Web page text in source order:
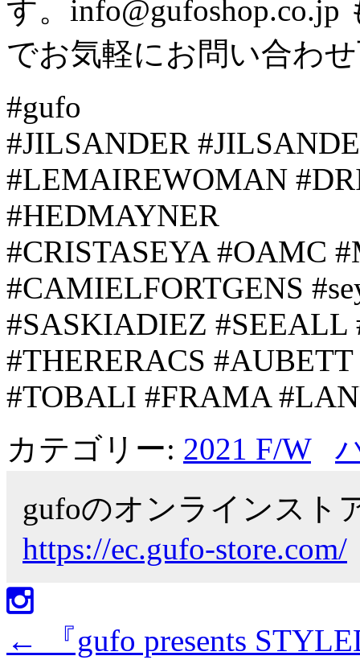
す。info@gufoshop.co.jp
でお気軽にお問い合わ
#gufo
#JILSANDER
#LEMAIREWOMAN
#HEDMAYNER
#CRISTASEYA #OAMC
#CAMIELFORTGENS
#SASKIADIEZ
#THERERACS
#TOBALI #FRAMA
カテゴリー: 2021 F/W
gufoのオンラインスト
https://ec.gufo-store.com/
←
『gufo presents